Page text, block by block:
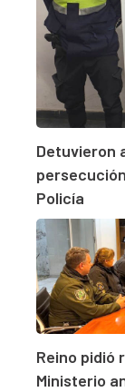
Detuvieron
Policía
Reino pidió
Ministerio